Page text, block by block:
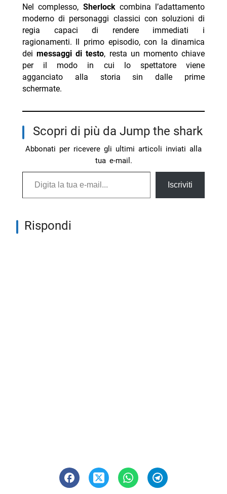
Nel complesso, Sherlockcombina l’adattamento
moderno di personaggi classici con soluzioni di
regia capaci di rendere immediati i
ragionamenti. Il primo episodio, con la dinamica
deimessaggi di testo, resta un momento chiave
per il modo in cui lo spettatore viene
agganciato alla storia sin dalle prime
schermate.
Scopri di più da Jump the shark
Abbonati per ricevere gli ultimi articoli inviati alla
tua e-mail.
Digita la tua e-mail...
Iscriviti
Rispondi